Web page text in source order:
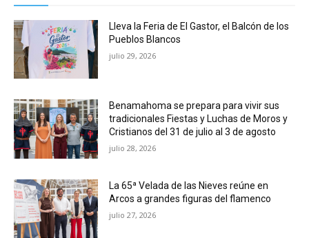
Lleva la Feria de El Gastor, el Balcón de los
Pueblos Blancos
julio 29, 2026
Benamahoma se prepara para vivir sus
tradicionales Fiestas y Luchas de Moros y
Cristianos del 31 de julio al 3 de agosto
julio 28, 2026
La 65ª Velada de las Nieves reúne en
Arcos a grandes figuras del flamenco
julio 27, 2026